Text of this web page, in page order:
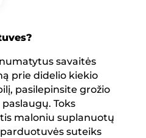
savaitės
prie didelio kiekio
pasilepinsite grožio
Toks
maloniu suplanuotų
suteiks